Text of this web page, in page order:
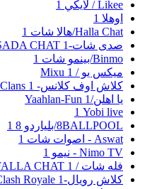
Likee / لايكي
1
اوهلا 1
Halla Chat/هالا شات
1
صدى شات-SADA CHAT1
Binmo/بينمو شات
1
ميكس يو / Mixu 1
كلاش اوف كلانس- Clash Of Clans 1
يا اهلن/Yaahlan-Fun1
Yobi live‏
1
8BALLPOOL/بلياردو 8
1
Aswat - اصوات شات
1
Nimo TV - نيمو
1
فله شات / FALLA CHAT 1
كلاش رويال-Clash Royale1